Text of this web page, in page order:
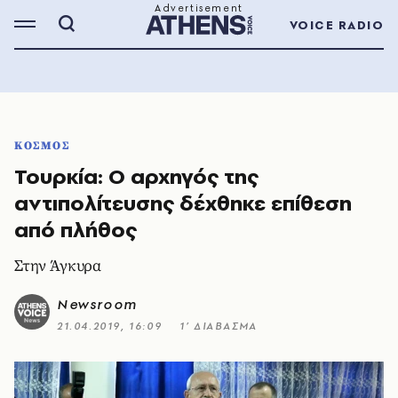
VOICE RADIO
ΚΟΣΜΟΣ
Τουρκία: Ο αρχηγός της
αντιπολίτευσης δέχθηκε επίθεση
από πλήθος
Στην Άγκυρα
Newsroom
21.04.2019, 16:09 1’ ΔΙΑΒΑΣΜΑ